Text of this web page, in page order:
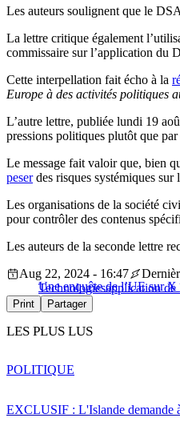
Les auteurs soulignent que le
La lettre critique également
commissaire sur l’application du
Cette interpellation fait écho à la
Europe à des activités politiques
L’autre lettre, publiée lundi 19
pressions politiques plutôt que
Le message fait valoir que, bien
peserdes risques systémiques sur
Les organisations de la société
pour contrôler des contenus
Les auteurs de la seconde lettre
Une enquête de l’UE sur
Aug 22, 2024 - 16:47
Technologiesapplication de
Print Partager
LES PLUS LUS
EXCLUSIF : L'Islande demande
POLITIQUE